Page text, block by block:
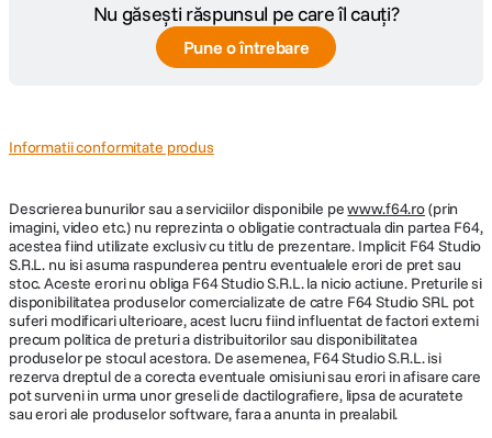
Nu găsești răspunsul pe care îl cauți?
Pune o întrebare
Informatii conformitate produs
Descrierea bunurilor sau a serviciilor disponibile pewww.f64.ro(prin
imagini, video etc.) nu reprezinta o obligatie contractuala din partea F64,
acestea fiind utilizate exclusiv cu titlu de prezentare. Implicit F64 Studio
S.R.L. nu isi asuma raspunderea pentru eventualele erori de pret sau
stoc. Aceste erori nu obliga F64 Studio S.R.L. la nicio actiune. Preturile si
disponibilitatea produselor comercializate de catre F64 Studio SRL pot
suferi modificari ulterioare, acest lucru fiind influentat de factori externi
precum politica de preturi a distribuitorilor sau disponibilitatea
produselor pe stocul acestora. De asemenea, F64 Studio S.R.L. isi
rezerva dreptul de a corecta eventuale omisiuni sau erori in afisare care
pot surveni in urma unor greseli de dactilografiere, lipsa de acuratete
sau erori ale produselor software, fara a anunta in prealabil.